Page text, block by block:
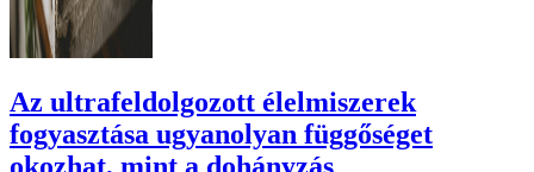
Az ultrafeldolgozott élelmiszerek
fogyasztása ugyanolyan függőséget
okozhat, mint a dohányzás